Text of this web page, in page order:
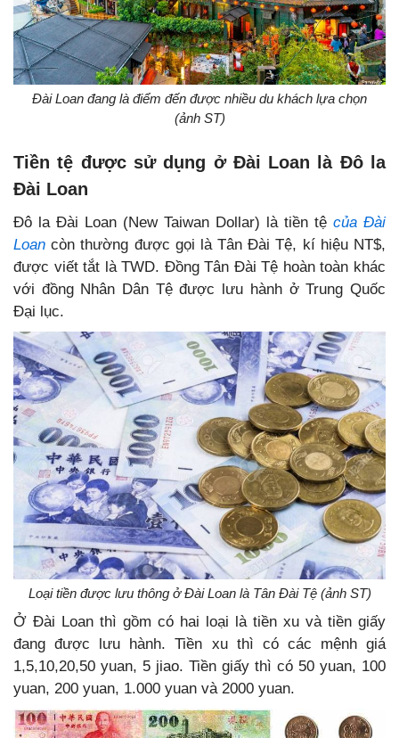
Đài Loan đang là điểm đến được nhiều du khách lựa chọn
(ảnh ST)
Tiền tệ được sử dụng ở Đài Loan là Đô la
Đài Loan
Đô la Đài Loan (New Taiwan Dollar) là tiền tệ của Đài
Loan còn thường được gọi là Tân Đài Tệ, kí hiệu NT$,
được viết tắt là TWD. Đồng Tân Đài Tệ hoàn toàn khác
với đồng Nhân Dân Tệ được lưu hành ở Trung Quốc
Đại lục.
Loại tiền được lưu thông ở Đài Loan là Tân Đài Tệ (ảnh ST)
Ở Đài Loan thì gồm có hai loại là tiền xu và tiền giấy
đang được lưu hành. Tiền xu thì có các mệnh giá
1,5,10,20,50 yuan, 5 jiao. Tiền giấy thì có 50 yuan, 100
yuan, 200 yuan, 1.000 yuan và 2000 yuan.